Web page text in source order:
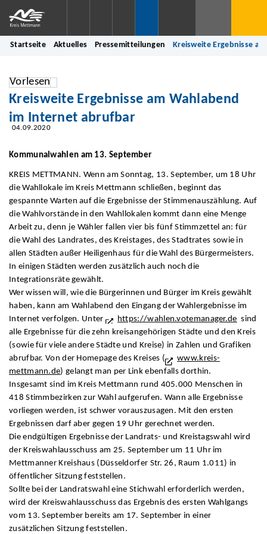
Startseite Aktuelles Pressemitteilungen Kreisweite Ergebnisse
Vorlesen
Kreisweite Ergebnisse am Wahlabend
im Internet abrufbar
04.09.2020
Kommunalwahlen am 13. September
KREIS METTMANN. Wenn am Sonntag, 13. September, um 18 Uhr
die Wahllokale im Kreis Mettmann schließen, beginnt das
gespannte Warten auf die Ergebnisse der Stimmenauszählung. Auf
die Wahlvorstände in den Wahllokalen kommt dann eine Menge
Arbeit zu, denn je Wähler fallen vier bis fünf Stimmzettel an: für
die Wahl des Landrates, des Kreistages, des Stadtrates sowie in
allen Städten außer Heiligenhaus für die Wahl des Bürgermeisters.
In einigen Städten werden zusätzlich auch noch die
Integrationsräte gewählt.
Wer wissen will, wie die Bürgerinnen und Bürger im Kreis gewählt
haben, kann am Wahlabend den Eingang der Wahlergebnisse im
Internet verfolgen. Unter
https://wahlen.votemanager.de sind
alle Ergebnisse für die zehn kreisangehörigen Städte und den Kreis
(sowie für viele andere Städte und Kreise) in Zahlen und Grafiken
abrufbar. Von der Homepage des Kreises (
www.kreis-
mettmann.de) gelangt man per Link ebenfalls dorthin.
Insgesamt sind im Kreis Mettmann rund 405.000 Menschen in
418 Stimmbezirken zur Wahl aufgerufen. Wann alle Ergebnisse
vorliegen werden, ist schwer vorauszusagen. Mit den ersten
Ergebnissen darf aber gegen 19 Uhr gerechnet werden.
Die endgültigen Ergebnisse der Landrats- und Kreistagswahl wird
der Kreiswahlausschuss am 25. September um 11 Uhr im
Mettmanner Kreishaus (Düsseldorfer Str. 26, Raum 1.011) in
öffentlicher Sitzung feststellen.
Sollte bei der Landratswahl eine Stichwahl erforderlich werden,
wird der Kreiswahlausschuss das Ergebnis des ersten Wahlgangs
vom 13. September bereits am 17. September in einer
zusätzlichen Sitzung feststellen.